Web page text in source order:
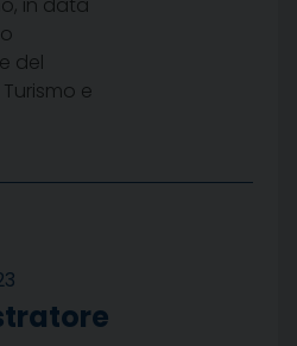
in data
del
e